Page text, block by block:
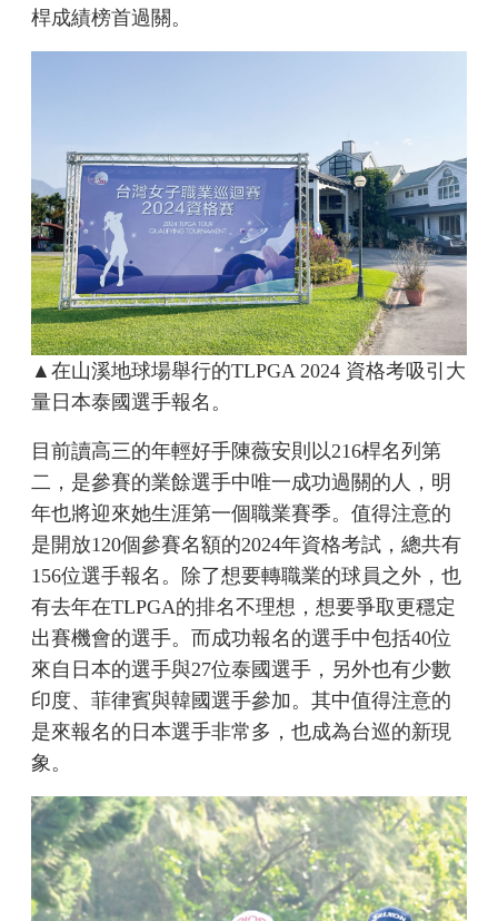
桿成績榜首過關。
▲在山溪地球場舉行的TLPGA 2024 資格考吸引大
量日本泰國選手報名。
目前讀高三的年輕好手陳薇安則以216桿名列第
二，是參賽的業餘選手中唯一成功過關的人，明
年也將迎來她生涯第一個職業賽季。值得注意的
是開放120個參賽名額的2024年資格考試，總共有
156位選手報名。除了想要轉職業的球員之外，也
有去年在TLPGA的排名不理想，想要爭取更穩定
出賽機會的選手。而成功報名的選手中包括40位
來自日本的選手與27位泰國選手，另外也有少數
印度、菲律賓與韓國選手參加。其中值得注意的
是來報名的日本選手非常多，也成為台巡的新現
象。